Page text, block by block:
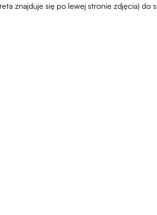
znajduje się po lewej stronie zdjęcia)